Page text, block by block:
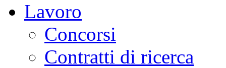
Lavoro
Concorsi
Contratti di ricerca